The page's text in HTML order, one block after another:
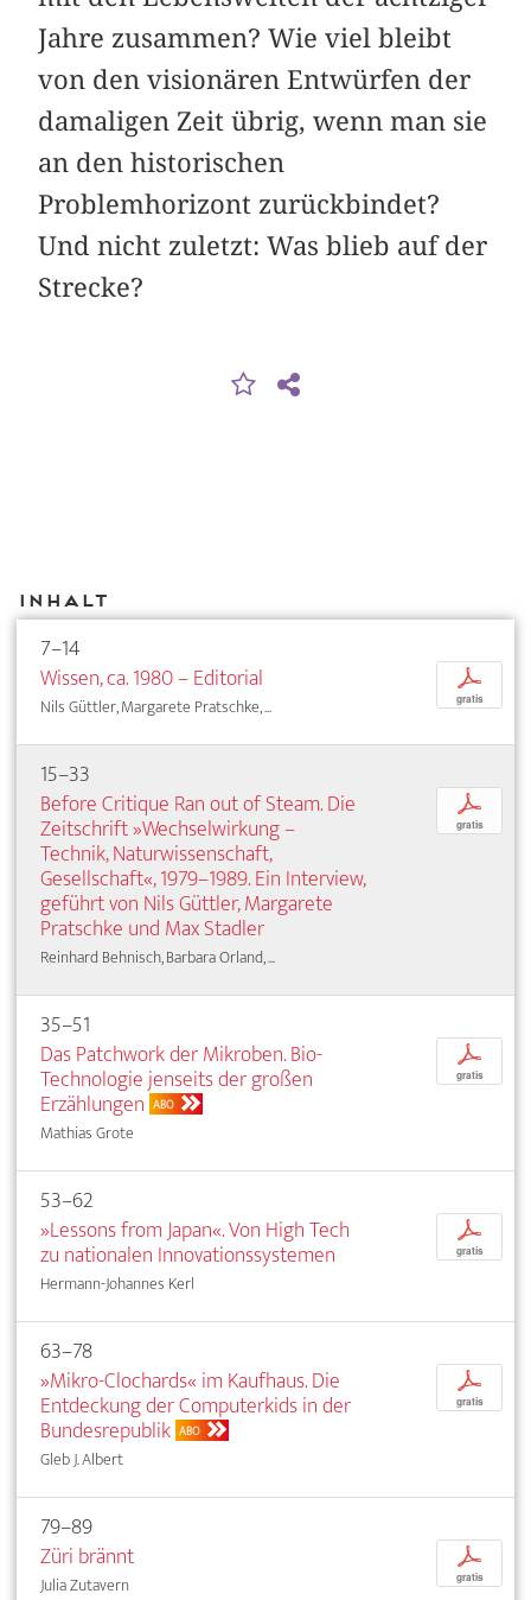
Jahre zusammen? Wie viel bleibt
von den visionären Entwürfen der
damaligen Zeit übrig, wenn man sie
an den historischen
Problemhorizont zurückbindet?
Und nicht zuletzt: Was blieb auf der
Strecke?
Inhalt
7–14
Wissen, ca. 1980 – Editorial
Nils Güttler, Margarete Pratschke, ...
p
gratis
15–33
Before Critique Ran out of Steam. Die
Zeitschrift »Wechselwirkung –
Technik, Naturwissenschaft,
Gesellschaft«, 1979–1989. Ein Interview,
geführt von Nils Güttler, Margarete
Pratschke und Max Stadler
Reinhard Behnisch, Barbara Orland, ...
p
gratis
35–51
Das Patchwork der Mikroben. Bio-
Technologie jenseits der großen
Erzählungen ABO
Mathias Grote
p
gratis
53–62
»Lessons from Japan«. Von High Tech
zu nationalen Innovationssystemen
Hermann-Johannes Kerl
p
gratis
63–78
»Mikro-Clochards« im Kaufhaus. Die
Entdeckung der Computerkids in der
Bundesrepublik ABO
Gleb J. Albert
p
gratis
79–89
Züri brännt
Julia Zutavern
p
gratis